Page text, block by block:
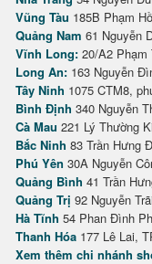
Vũng Tàu 185B Phạm
Quảng Nam 61 Nguyễn
Vĩnh Long: 20/A2 Phạm
Long An: 163 Nguyễn
Tây Ninh 1075 CTM8,
Bình Định 340 Nguyễn
Cà Mau 221 Lý Thường
Bắc Ninh 83 Trần Hưng
Phú Yên 30A Nguyễn
Quảng Bình 41 Trần
Quảng Trị 92 Nguyễn
Hà Tĩnh 54 Phan Đình
Thanh Hóa 177 Lê Lai,
Xem thêm chi nhánh